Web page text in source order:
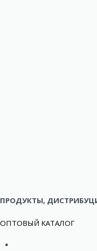
ПРОДУКТЫ,
ОПТОВЫЙ КАТАЛОГ